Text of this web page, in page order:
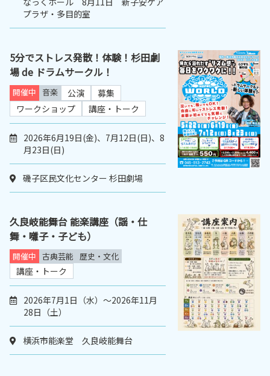
プラザ・多目的室
5分でストレス発散！体験！杉田劇
場 de ドラムサークル！
開催中 音楽 公演
募集
ワークショップ
講座・トーク
2026年6月19日(金)、7月12日(日)、8
月23日(日)
磯子区民文化センター 杉田劇場
久良岐能舞台 能楽講座（謡・仕
舞・囃子・子ども）
開催中 古典芸能 歴史・文化
講座・トーク
2026年7月1日（水）～2026年11月
28日（土）
横浜市能楽堂 久良岐能舞台